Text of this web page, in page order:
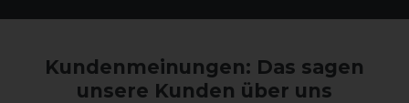
Kundenmeinungen: Das sagen
unsere Kunden über uns